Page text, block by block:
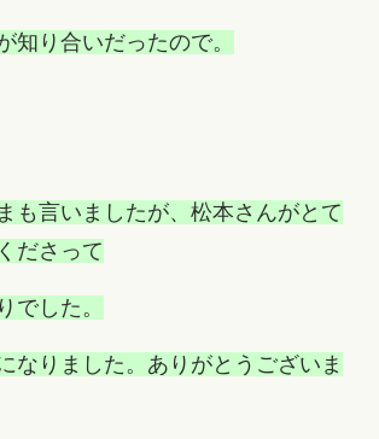
知り合いだったので。
も言いましたが、松本さんがとて
ださって
でした。
なりました。ありがとうございま